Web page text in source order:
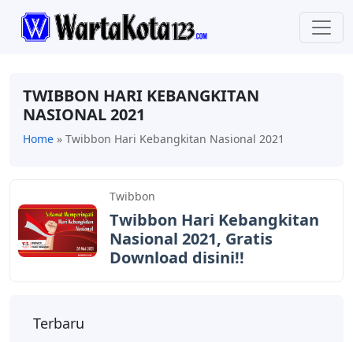
TWIBBON HARI KEBANGKITAN
NASIONAL 2021
Home » Twibbon Hari Kebangkitan Nasional 2021
Twibbon
Twibbon Hari Kebangkitan
Nasional 2021, Gratis
Download disini!!
Terbaru